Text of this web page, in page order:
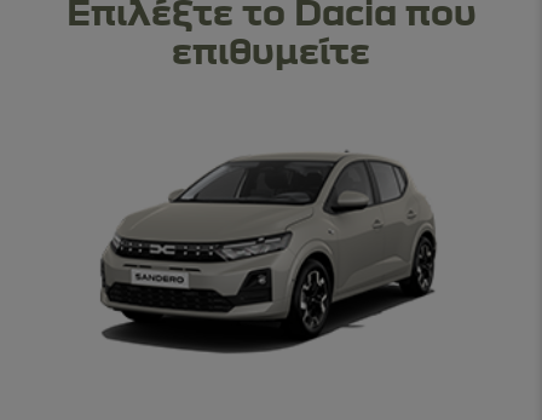
Επιλέξτε το Dacia που
επιθυμείτε